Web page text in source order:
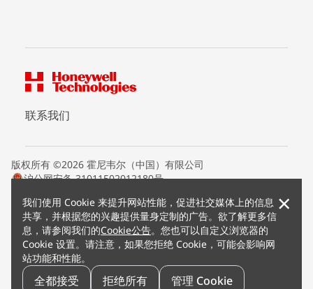
我们使用 Cookie 来提升网站性能，促进社交媒体上的信息
共享，并根据您的兴趣提供量身定制的广告。欲了解更多信
息，请参阅我们的Cookie公告。您也可以自定义浏览器的
Cookie 设置。请注意，如果您拒绝 Cookie，可能会影响网
站功能和性能。
全都接受 拒绝所有 管理 Cookie
×
联系我们
版权所有 ©2026 霍尼韦尔（中国）有限公司
沪公网安备 31011502012180号
条款条约
隐私声明
您的隐私选项
霍尼韦尔科技Cookie通知
退订
漏洞报告